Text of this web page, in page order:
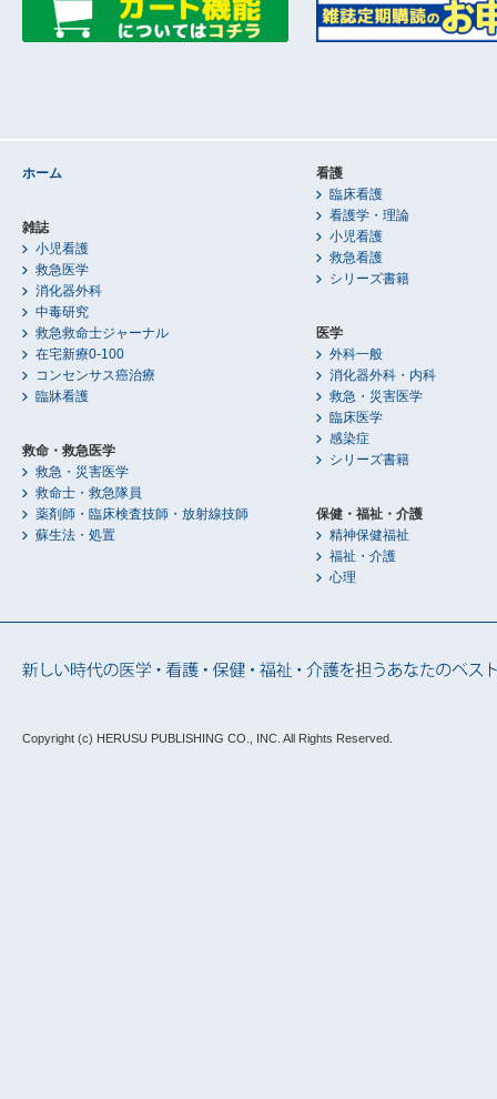
ホーム
雑誌
小児看護
救急医学
消化器外科
中毒研究
救急救命士ジャーナル
在宅新療0-100
コンセンサス癌治療
臨牀看護
救命・救急医学
救急・災害医学
救命士・救急隊員
薬剤師・臨床検査技師・放射線技師
蘇生法・処置
看護
臨床看護
看護学・理論
小児看護
救急看護
シリーズ書籍
医学
外科一般
消化器外科・内科
救急・災害医学
臨床医学
感染症
シリーズ書籍
保健・福祉・介護
精神保健福祉
福祉・介護
心理
Copyright (c) HERUSU PUBLISHING CO., INC. All Rights Reserved.